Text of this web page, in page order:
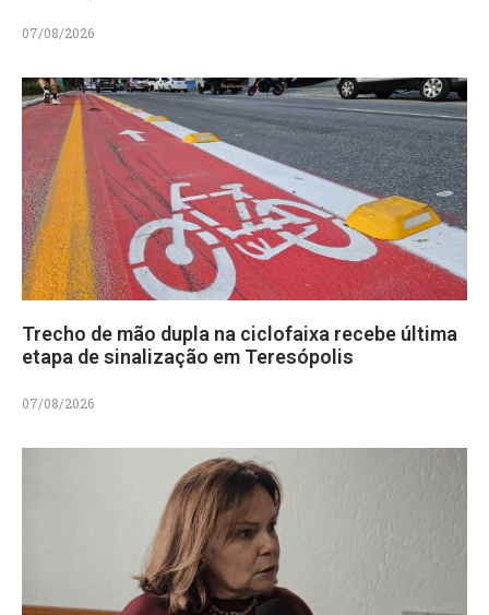
07/08/2026
Trecho de mão dupla na ciclofaixa recebe última
etapa de sinalização em Teresópolis
07/08/2026